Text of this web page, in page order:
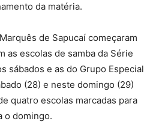
da matéria.
de Sapucaí começaram
as escolas de samba da Série
sábados e as do Grupo Especial
(28) e neste domingo (29)
quatro escolas marcadas para
o domingo.